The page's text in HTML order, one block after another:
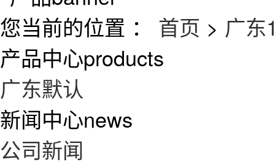
您当前的位置 ： 首页 > 广东
产品中心products
广东默认
新闻中心news
公司新闻